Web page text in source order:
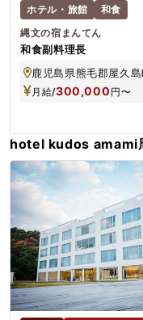
ホテル・旅館
和食
縄文の宿まんてん
和食副料理長
月給/300,000 円〜
hotel kudos amami